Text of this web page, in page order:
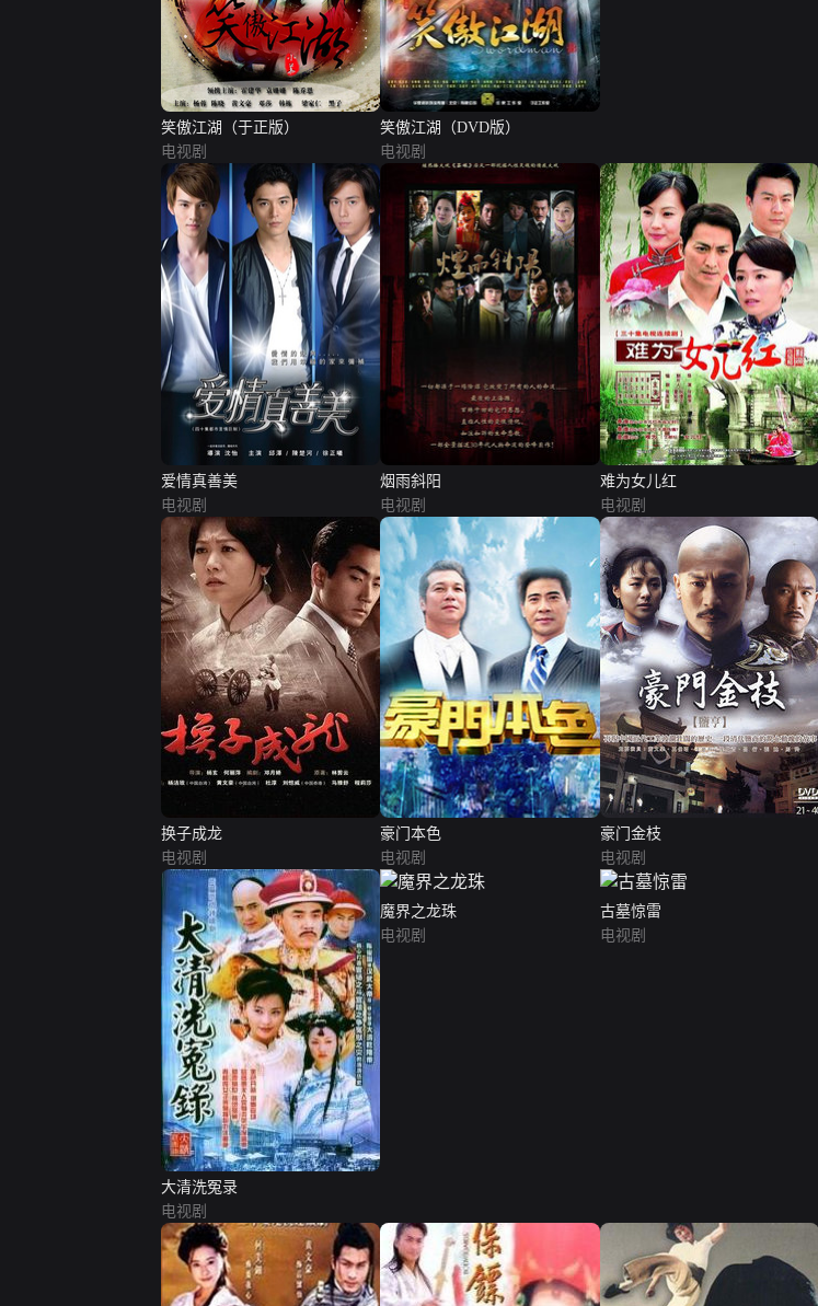
笑傲江湖（于正版）
电视剧
笑傲江湖（DVD版）
电视剧
爱情真善美
电视剧
烟雨斜阳
电视剧
难为女儿红
电视剧
换子成龙
电视剧
豪门本色
电视剧
豪门金枝
电视剧
大清洗冤录
电视剧
魔界之龙珠
电视剧
古墓惊雷
电视剧